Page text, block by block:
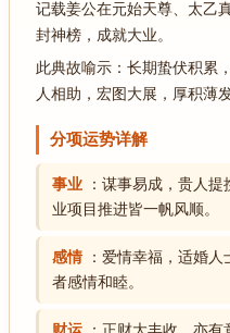
记载姜公在元始天尊、太乙
封神榜，成就大业。
此典故喻示：长期蛰伏积累
人相助，宏图大展，厚积薄发
分项运势详解
事业
：谋事易成，贵人
业项目推进皆一帆风顺。
感情
：爱情幸福，适婚
者感情和睦。